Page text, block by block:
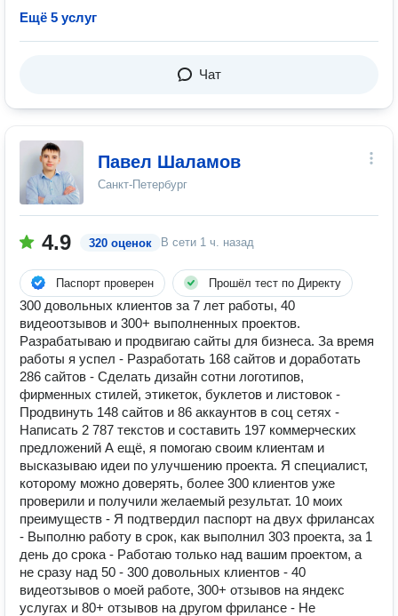
Ещё 5 услуг
Чат
Павел Шаламов
Санкт-Петербург
4.9 320 оценок В сети 1 ч. назад
Паспорт проверен Прошёл тест по Директу
300 довольных клиентов за 7 лет работы, 40
видеоотзывов и 300+ выполненных проектов.
Разрабатываю и продвигаю сайты для бизнеса. За время
работы я успел - Разработать 168 сайтов и доработать
286 сайтов - Сделать дизайн сотни логотипов,
фирменных стилей, этикеток, буклетов и листовок -
Продвинуть 148 сайтов и 86 аккаунтов в соц сетях -
Написать 2 787 текстов и составить 197 коммерческих
предложений А ещё, я помогаю своим клиентам и
высказываю идеи по улучшению проекта. Я специалист,
которому можно доверять, более 300 клиентов уже
проверили и получили желаемый результат. 10 моих
преимуществ - Я подтвердил паспорт на двух фрилансах
- Выполню работу в срок, как выполнил 303 проекта, за 1
день до срока - Работаю только над вашим проектом, а
не сразу над 50 - 300 довольных клиентов - 40
видеотзывов о моей работе, 300+ отзывов на яндекс
услугах и 80+ отзывов на другом фрилансе - Не